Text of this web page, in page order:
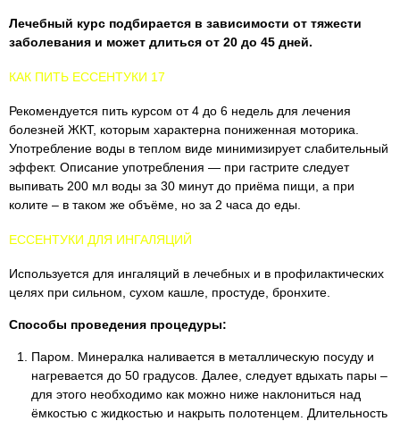
Лечебный курс подбирается в зависимости от тяжести
заболевания и может длиться от 20 до 45 дней.
КАК ПИТЬ ЕССЕНТУКИ 17
Рекомендуется пить курсом от 4 до 6 недель для лечения
болезней ЖКТ, которым характерна пониженная моторика.
Употребление воды в теплом виде минимизирует слабительный
эффект. Описание употребления — при гастрите следует
выпивать 200 мл воды за 30 минут до приёма пищи, а при
колите – в таком же объёме, но за 2 часа до еды.
ЕССЕНТУКИ ДЛЯ ИНГАЛЯЦИЙ
Используется для ингаляций в лечебных и в профилактических
целях при сильном, сухом кашле, простуде, бронхите.
Способы проведения процедуры:
Паром. Минералка наливается в металлическую посуду и
нагревается до 50 градусов. Далее, следует вдыхать пары –
для этого необходимо как можно ниже наклониться над
ёмкостью с жидкостью и накрыть полотенцем. Длительность